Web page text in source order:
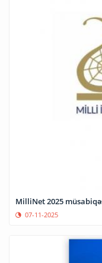
MilliNet 2025
07-11-2025